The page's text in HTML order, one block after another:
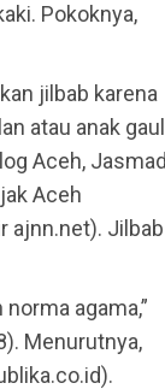
Pokoknya,
jilbab karena
atau anak gaul
Aceh,
Aceh
ajnn.net). Jilbab
agama,”
Menurutnya,